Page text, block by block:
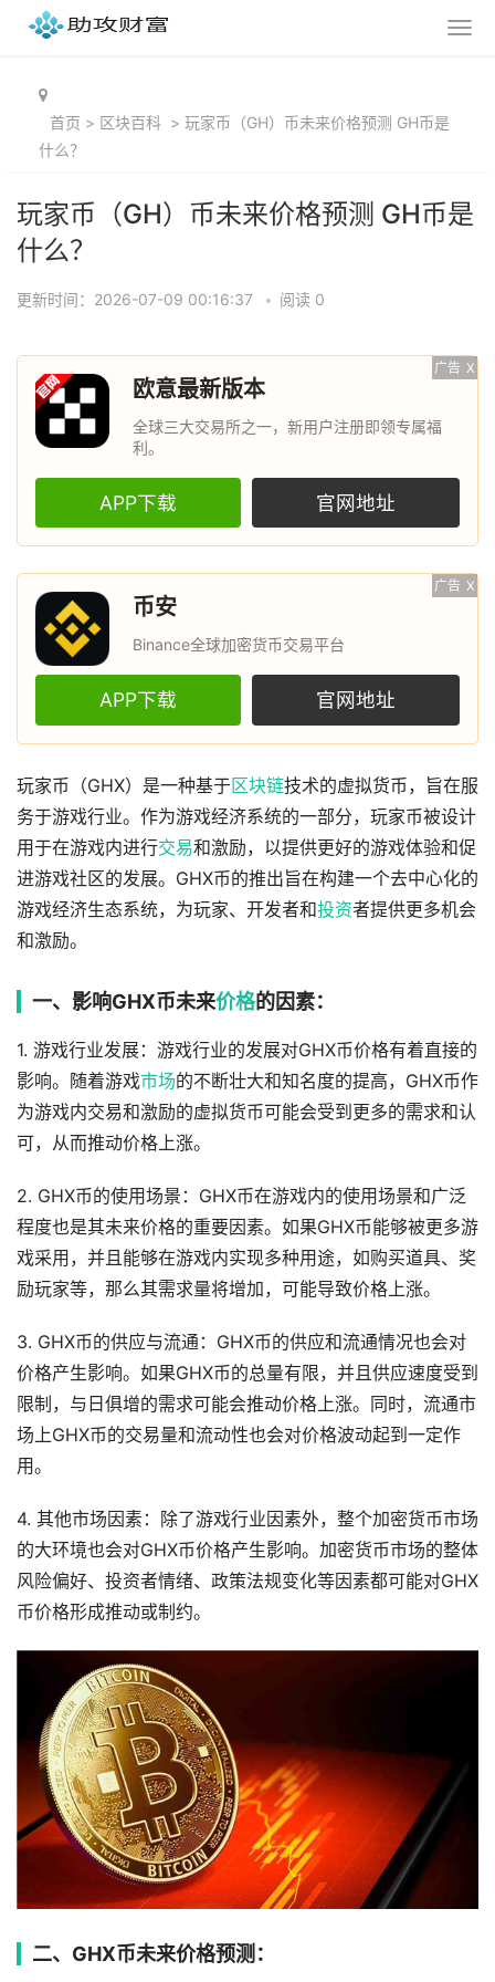
首页 > 区块百科 > 玩家币（GH）币未来价格预测 GH币是
什么？
玩家币（GH）币未来价格预测 GH币是
什么？
更新时间：2026-07-09 00:16:37 • 阅读 0
广告 X
欧意最新版本
全球三大交易所之一，新用户注册即领专属福
利。
APP下载 官网地址
广告 X
币安
Binance全球加密货币交易平台
APP下载 官网地址
玩家币（GHX）是一种基于区块链技术的虚拟货币，旨在服
务于游戏行业。作为游戏经济系统的一部分，玩家币被设计
用于在游戏内进行交易和激励，以提供更好的游戏体验和促
进游戏社区的发展。GHX币的推出旨在构建一个去中心化的
游戏经济生态系统，为玩家、开发者和投资者提供更多机会
和激励。
一、影响GHX币未来价格的因素：
1. 游戏行业发展：游戏行业的发展对GHX币价格有着直接的
影响。随着游戏市场的不断壮大和知名度的提高，GHX币作
为游戏内交易和激励的虚拟货币可能会受到更多的需求和认
可，从而推动价格上涨。
2. GHX币的使用场景：GHX币在游戏内的使用场景和广泛
程度也是其未来价格的重要因素。如果GHX币能够被更多游
戏采用，并且能够在游戏内实现多种用途，如购买道具、奖
励玩家等，那么其需求量将增加，可能导致价格上涨。
3. GHX币的供应与流通：GHX币的供应和流通情况也会对
价格产生影响。如果GHX币的总量有限，并且供应速度受到
限制，与日俱增的需求可能会推动价格上涨。同时，流通市
场上GHX币的交易量和流动性也会对价格波动起到一定作
用。
4. 其他市场因素：除了游戏行业因素外，整个加密货币市场
的大环境也会对GHX币价格产生影响。加密货币市场的整体
风险偏好、投资者情绪、政策法规变化等因素都可能对GHX
币价格形成推动或制约。
二、GHX币未来价格预测：